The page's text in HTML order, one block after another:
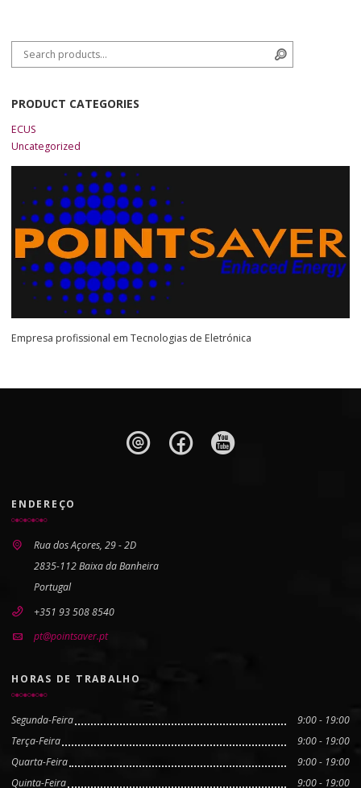
Search for:
PRODUCT CATEGORIES
ECUS
Uncategorized
Empresa profissional em Tecnologias de Eletrónica
ENDEREÇO
Rua dos Açores, 29 - 2D
2835-112 Baixa da Banheira
Portugal
+351 93 508 8540
pt@pointsaver.pt
HORAS DE TRABALHO
Segunda-Feira
9:00 - 19:00
Terça-Feira
9:00 - 19:00
Quarta-Feira
9:00 - 19:00
Quinta-Feira
9:00 - 19:00